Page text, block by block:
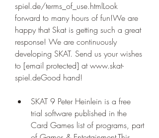
spiel.de/terms_of_use.htmlLook
forward to many hours of fun!We are
happy that Skat is getting such a great
response! We are continuously
developing SKAT. Send us your wishes
to [email protected] at www.skat-
spiel.deGood hand!
SKAT 9 Peter Heinlein is a free
trial software published in the
Card Games list of programs, part